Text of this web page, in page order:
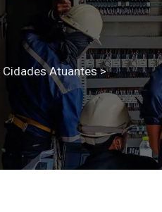
Cidades Atuantes>